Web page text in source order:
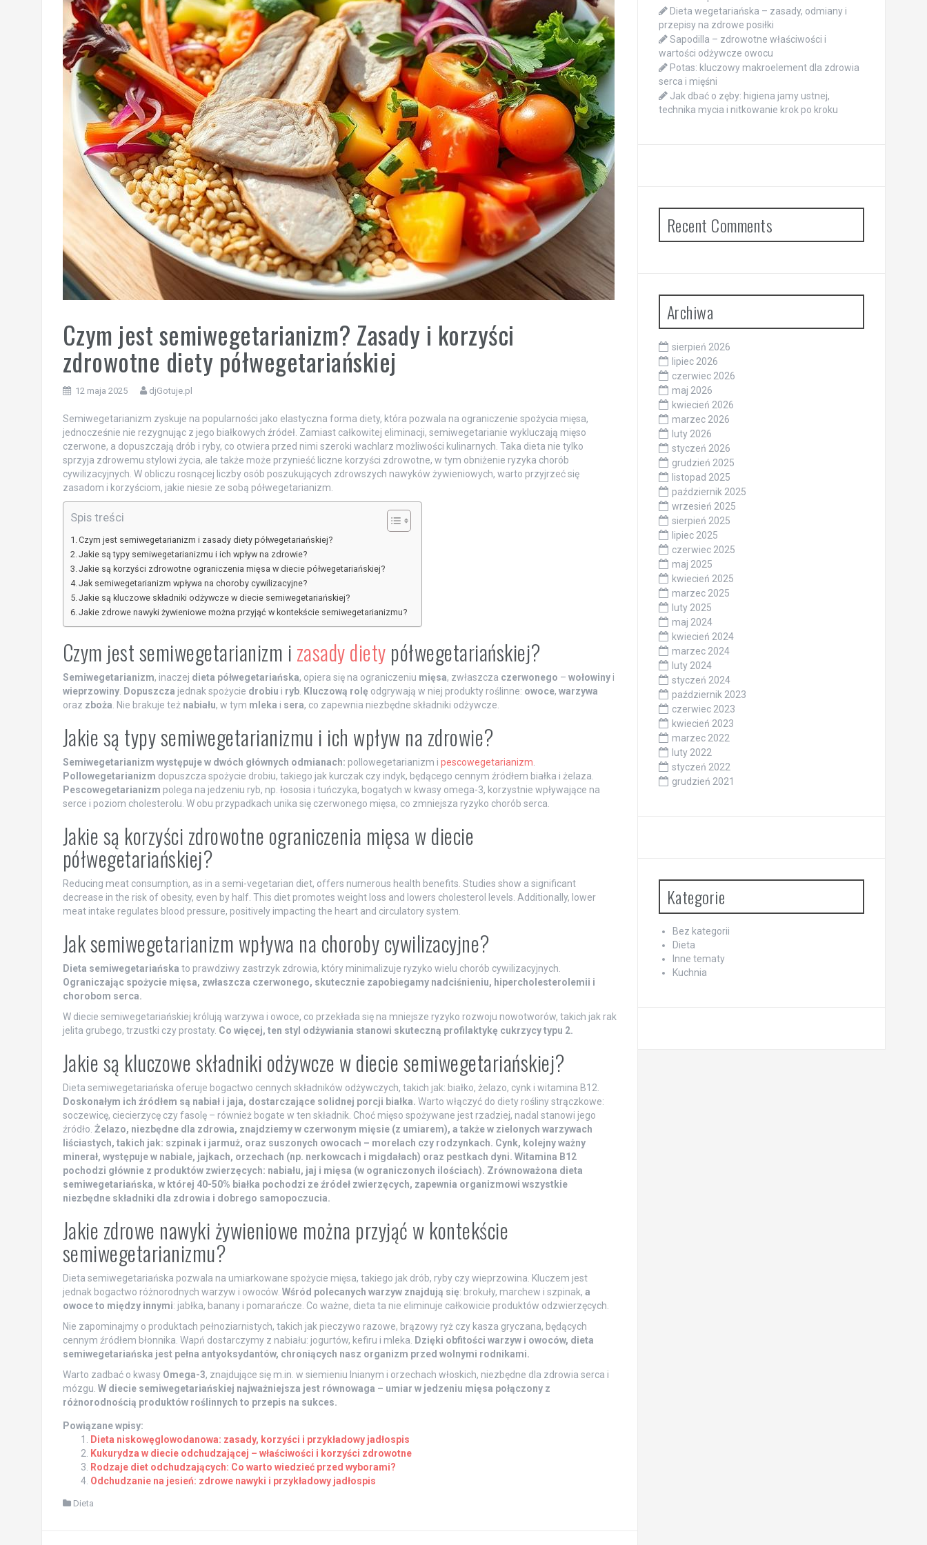
Czym jest semiwegetarianizm? Zasady i korzyści
zdrowotne diety półwegetariańskiej
12 maja 2025 djGotuje.pl
Semiwegetarianizm zyskuje na popularności jako elastyczna forma diety, która pozwala na ograniczenie spożycia mięsa,
jednocześnie nie rezygnując z jego białkowych źródeł. Zamiast całkowitej eliminacji, semiwegetarianie wykluczają mięso
czerwone, a dopuszczają drób i ryby, co otwiera przed nimi szeroki wachlarz możliwości kulinarnych. Taka dieta nie tylko
sprzyja zdrowemu stylowi życia, ale także może przynieść liczne korzyści zdrowotne, w tym obniżenie ryzyka chorób
cywilizacyjnych. W obliczu rosnącej liczby osób poszukujących zdrowszych nawyków żywieniowych, warto przyjrzeć się
zasadom i korzyściom, jakie niesie ze sobą półwegetarianizm.
Spis treści
Czym jest semiwegetarianizm i zasady diety półwegetariańskiej?
Jakie są typy semiwegetarianizmu i ich wpływ na zdrowie?
Jakie są korzyści zdrowotne ograniczenia mięsa w diecie półwegetariańskiej?
Jak semiwegetarianizm wpływa na choroby cywilizacyjne?
Jakie są kluczowe składniki odżywcze w diecie semiwegetariańskiej?
Jakie zdrowe nawyki żywieniowe można przyjąć w kontekście semiwegetarianizmu?
Czym jest semiwegetarianizm i zasady diety półwegetariańskiej?
Semiwegetarianizm, inaczej dieta półwegetariańska, opiera się na ograniczeniu mięsa, zwłaszcza czerwonego – wołowinyi
wieprzowiny. Dopuszcza jednak spożycie drobiu i ryb. Kluczową rolę odgrywają w niej produkty roślinne: owoce, warzywa
oraz zboża. Nie brakuje też nabiału, w tym mleka i sera, co zapewnia niezbędne składniki odżywcze.
Jakie są typy semiwegetarianizmu i ich wpływ na zdrowie?
Semiwegetarianizm występuje w dwóch głównych odmianach: pollowegetarianizm i pescowegetarianizm.
Pollowegetarianizm dopuszcza spożycie drobiu, takiego jak kurczak czy indyk, będącego cennym źródłem białka i żelaza.
Pescowegetarianizm polega na jedzeniu ryb, np. łososia i tuńczyka, bogatych w kwasy omega-3, korzystnie wpływające na
serce i poziom cholesterolu. W obu przypadkach unika się czerwonego mięsa, co zmniejsza ryzyko chorób serca.
Jakie są korzyści zdrowotne ograniczenia mięsa w diecie
półwegetariańskiej?
Reducing meat consumption, as in a semi-vegetarian diet, offers numerous health benefits. Studies show a significant
decrease in the risk of obesity, even by half. This diet promotes weight loss and lowers cholesterol levels. Additionally, lower
meat intake regulates blood pressure, positively impacting the heart and circulatory system.
Jak semiwegetarianizm wpływa na choroby cywilizacyjne?
Dieta semiwegetariańska to prawdziwy zastrzyk zdrowia, który minimalizuje ryzyko wielu chorób cywilizacyjnych.
Ograniczając spożycie mięsa, zwłaszcza czerwonego, skutecznie zapobiegamy nadciśnieniu, hipercholesterolemii i
chorobom serca.
W diecie semiwegetariańskiej królują warzywa i owoce, co przekłada się na mniejsze ryzyko rozwoju nowotworów, takich jak rak
jelita grubego, trzustki czy prostaty. Co więcej, ten styl odżywiania stanowi skuteczną profilaktykę cukrzycy typu 2.
Jakie są kluczowe składniki odżywcze w diecie semiwegetariańskiej?
Dieta semiwegetariańska oferuje bogactwo cennych składników odżywczych, takich jak: białko, żelazo, cynk i witamina B12.
Doskonałym ich źródłem są nabiał i jaja, dostarczające solidnej porcji białka. Warto włączyć do diety rośliny strączkowe:
soczewicę, ciecierzycę czy fasolę – również bogate w ten składnik. Choć mięso spożywane jest rzadziej, nadal stanowi jego
źródło. Żelazo, niezbędne dla zdrowia, znajdziemy w czerwonym mięsie (z umiarem), a także w zielonych warzywach
liściastych, takich jak: szpinak i jarmuż, oraz suszonych owocach – morelach czy rodzynkach. Cynk, kolejny ważny
minerał, występuje w nabiale, jajkach, orzechach (np. nerkowcach i migdałach) oraz pestkach dyni. Witamina B12
pochodzi głównie z produktów zwierzęcych: nabiału, jaj i mięsa (w ograniczonych ilościach). Zrównoważona dieta
semiwegetariańska, w której 40-50% białka pochodzi ze źródeł zwierzęcych, zapewnia organizmowi wszystkie
niezbędne składniki dla zdrowia i dobrego samopoczucia.
Jakie zdrowe nawyki żywieniowe można przyjąć w kontekście
semiwegetarianizmu?
Dieta semiwegetariańska pozwala na umiarkowane spożycie mięsa, takiego jak drób, ryby czy wieprzowina. Kluczem jest
jednak bogactwo różnorodnych warzyw i owoców. Wśród polecanych warzyw znajdują się: brokuły, marchew i szpinak, a
owoce to między innymi: jabłka, banany i pomarańcze. Co ważne, dieta ta nie eliminuje całkowicie produktów odzwierzęcych.
Nie zapominajmy o produktach pełnoziarnistych, takich jak pieczywo razowe, brązowy ryż czy kasza gryczana, będących
cennym źródłem błonnika. Wapń dostarczymy z nabiału: jogurtów, kefiru i mleka. Dzięki obfitości warzyw i owoców, dieta
semiwegetariańska jest pełna antyoksydantów, chroniących nasz organizm przed wolnymi rodnikami.
Warto zadbać o kwasy Omega-3, znajdujące się m.in. w siemieniu lnianym i orzechach włoskich, niezbędne dla zdrowia serca i
mózgu. W diecie semiwegetariańskiej najważniejsza jest równowaga – umiar w jedzeniu mięsa połączony z
różnorodnością produktów roślinnych to przepis na sukces.
Powiązane wpisy:
Dieta niskowęglowodanowa: zasady, korzyści i przykładowy jadłospis
Kukurydza w diecie odchudzającej – właściwości i korzyści zdrowotne
Rodzaje diet odchudzających: Co warto wiedzieć przed wyborami?
Odchudzanie na jesień: zdrowe nawyki i przykładowy jadłospis
Dieta
Dieta wegetariańska – zasady, odmiany i
przepisy na zdrowe posiłki
Sapodilla – zdrowotne właściwości i
wartości odżywcze owocu
Potas: kluczowy makroelement dla zdrowia
serca i mięśni
Jak dbać o zęby: higiena jamy ustnej,
technika mycia i nitkowanie krok po kroku
Recent Comments
Archiwa
sierpień 2026
lipiec 2026
czerwiec 2026
maj 2026
kwiecień 2026
marzec 2026
luty 2026
styczeń 2026
grudzień 2025
listopad 2025
październik 2025
wrzesień 2025
sierpień 2025
lipiec 2025
czerwiec 2025
maj 2025
kwiecień 2025
marzec 2025
luty 2025
maj 2024
kwiecień 2024
marzec 2024
luty 2024
styczeń 2024
październik 2023
czerwiec 2023
kwiecień 2023
marzec 2022
luty 2022
styczeń 2022
grudzień 2021
Kategorie
Bez kategorii
Dieta
Inne tematy
Kuchnia